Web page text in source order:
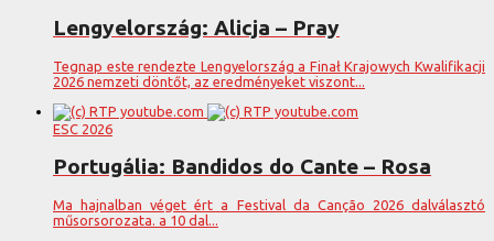
Lengyelország: Alicja – Pray
Tegnap este rendezte Lengyelország a Finał Krajowych Kwalifikacji
2026 nemzeti döntőt, az eredményeket viszont...
ESC 2026
Portugália: Bandidos do Cante – Rosa
Ma hajnalban véget ért a Festival da Canção 2026 dalválasztó
műsorsorozata. a 10 dal...